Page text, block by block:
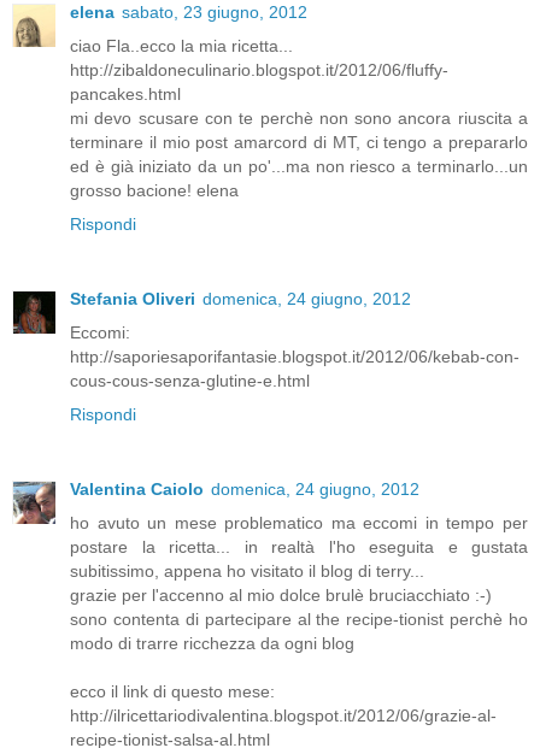
elena sabato, 23 giugno, 2012
ciao Fla..ecco la mia ricetta...
http://zibaldoneculinario.blogspot.it/2012/06/fluffy-
pancakes.html
mi devo scusare con te perchè non sono ancora riuscita a
terminare il mio post amarcord di MT, ci tengo a prepararlo
ed è già iniziato da un po'...ma non riesco a terminarlo...un
grosso bacione! elena
Rispondi
Stefania Oliveri domenica, 24 giugno, 2012
Eccomi:
http://saporiesaporifantasie.blogspot.it/2012/06/kebab-con-
cous-cous-senza-glutine-e.html
Rispondi
Valentina Caiolo domenica, 24 giugno, 2012
ho avuto un mese problematico ma eccomi in tempo per
postare la ricetta... in realtà l'ho eseguita e gustata
subitissimo, appena ho visitato il blog di terry...
grazie per l'accenno al mio dolce brulè bruciacchiato :-)
sono contenta di partecipare al the recipe-tionist perchè ho
modo di trarre ricchezza da ogni blog
ecco il link di questo mese:
http://ilricettariodivalentina.blogspot.it/2012/06/grazie-al-
recipe-tionist-salsa-al.html